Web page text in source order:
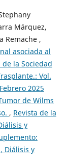
Márquez,
Remache ,
asociada al
de la Sociedad
Vol.
2025
de Wilms
, Revista de la
y
Diálisis y